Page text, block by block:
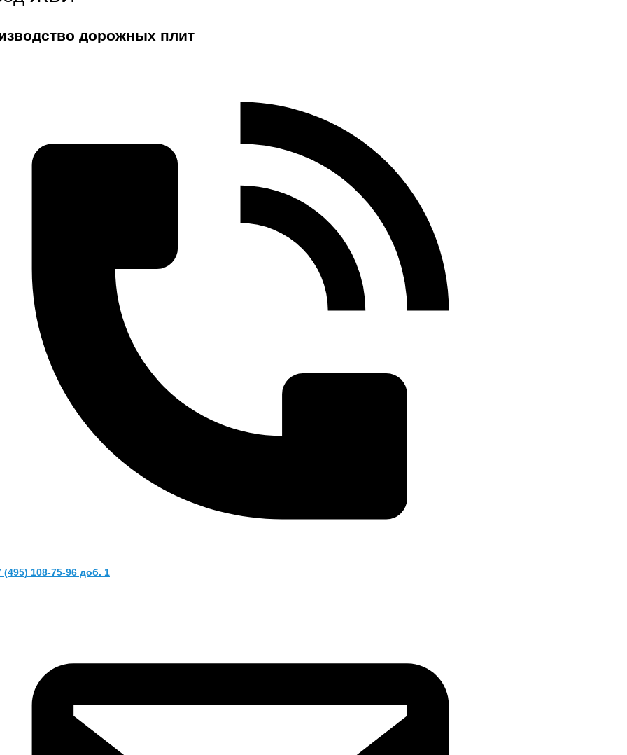
дорожных плит
(495) 108-75-96 доб. 1